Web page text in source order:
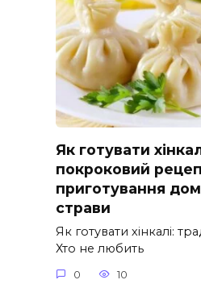
Як готувати
покроковий
приготування
страви
Як готувати хінкалі:
Хто не любить
0 10